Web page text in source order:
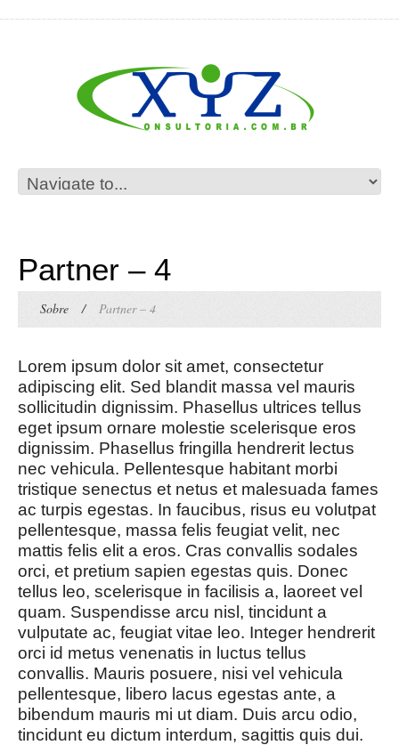
Partner – 4
Sobre / Partner – 4
Lorem ipsum dolor sit amet, consectetur
adipiscing elit. Sed blandit massa vel mauris
sollicitudin dignissim. Phasellus ultrices tellus
eget ipsum ornare molestie scelerisque eros
dignissim. Phasellus fringilla hendrerit lectus
nec vehicula. Pellentesque habitant morbi
tristique senectus et netus et malesuada fames
ac turpis egestas. In faucibus, risus eu volutpat
pellentesque, massa felis feugiat velit, nec
mattis felis elit a eros. Cras convallis sodales
orci, et pretium sapien egestas quis. Donec
tellus leo, scelerisque in facilisis a, laoreet vel
quam. Suspendisse arcu nisl, tincidunt a
vulputate ac, feugiat vitae leo. Integer hendrerit
orci id metus venenatis in luctus tellus
convallis. Mauris posuere, nisi vel vehicula
pellentesque, libero lacus egestas ante, a
bibendum mauris mi ut diam. Duis arcu odio,
tincidunt eu dictum interdum, sagittis quis dui.